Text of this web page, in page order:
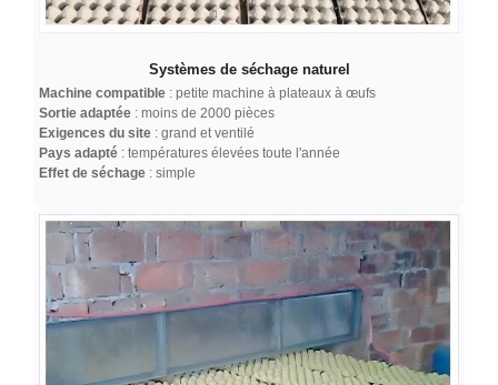
Systèmes de séchage naturel
Machine compatible : petite machine à plateaux à œufs
Sortie adaptée : moins de 2000 pièces
Exigences du site : grand et ventilé
Pays adapté : températures élevées toute l'année
Effet de séchage : simple